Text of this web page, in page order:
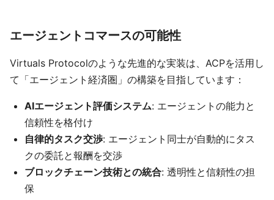
エージェントコマースの可能性
Virtuals Protocolのような先進的な実装は、ACPを活用し
て「エージェント経済圏」の構築を目指しています：
AIエージェント評価システム: エージェントの能力と
信頼性を格付け
自律的タスク交渉: エージェント同士が自動的にタス
クの委託と報酬を交渉
ブロックチェーン技術との統合: 透明性と信頼性の担
保